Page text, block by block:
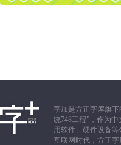
字加是方正字库旗
统748工程”，作为
用软件、硬件设备等
互联网时代，方正